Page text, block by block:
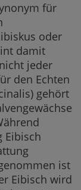
für
oder
damit
jeder
den Echten
gehört
Eibisch
ist
Eibisch wird